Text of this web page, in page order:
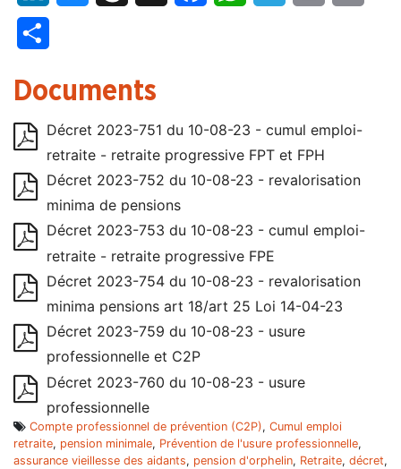
Documents
Décret 2023-751 du 10-08-23 - cumul emploi-
retraite - retraite progressive FPT et FPH
Décret 2023-752 du 10-08-23 - revalorisation
minima de pensions
Décret 2023-753 du 10-08-23 - cumul emploi-
retraite - retraite progressive FPE
Décret 2023-754 du 10-08-23 - revalorisation
minima pensions art 18/art 25 Loi 14-04-23
Décret 2023-759 du 10-08-23 - usure
professionnelle et C2P
Décret 2023-760 du 10-08-23 - usure
professionnelle
Compte professionnel de prévention (C2P), Cumul emploi
retraite, pension minimale, Prévention de l'usure professionnelle,
assurance vieillesse des aidants, pension d'orphelin, Retraite, décret,